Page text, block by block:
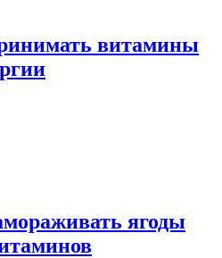
витамины
ягоды